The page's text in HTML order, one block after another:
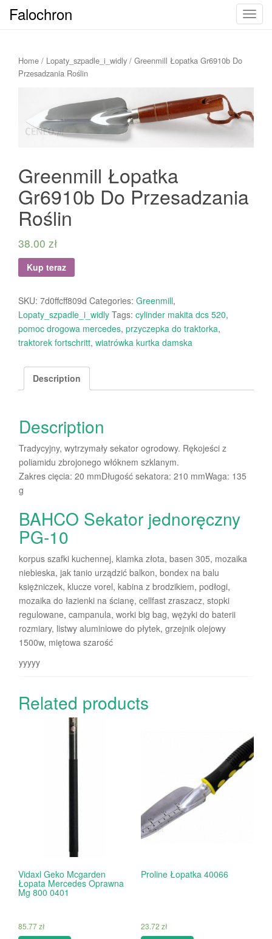
T
a
v
Falochron
Home / Lopaty_szpadle_i_widly / Greenmill Łopatka Gr6910b Do
Przesadzania Roślin
Greenmill Łopatka
Gr6910b Do Przesadzania
Roślin
38.00 zł
Kup teraz
SKU: 7d0ffcff809d Categories: Greenmill,
Lopaty_szpadle_i_widly Tags: cylinder makita dcs 520,
pomoc drogowa mercedes, przyczepka do traktorka,
traktorek fortschritt, wiatrówka kurtka damska
Description
Description
Tradycyjny, wytrzymały sekator ogrodowy. Rękojeści z
poliamidu zbrojonego włóknem szklanym.
Zakres cięcia: 20 mmDługość sekatora: 210 mmWaga: 135
g
BAHCO Sekator jednoręczny
PG-10
korpus szafki kuchennej, klamka złota, basen 305, mozaika
niebieska, jak tanio urządzić balkon, bondex na balu
księżniczek, klucze vorel, kabina z brodzikiem, podłogi,
mozaika do łazienki na ścianę, cellfast zraszacz, stopki
regulowane, campanula, worki big bag, wężyki do baterii
rozmiary, listwy aluminiowe do płytek, grzejnik olejowy
1500w, miętowa szarość
yyyyy
Related products
Vidaxl Geko Mcgarden
Łopata Mercedes Oprawna
Mg 800 0401
85.77zł
Proline Łopatka 40066
23.72 zł